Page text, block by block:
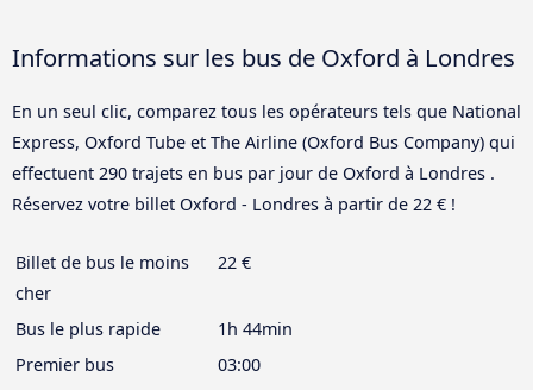
Informations sur les bus de Oxford à Londres
En un seul clic, comparez tous les opérateurs tels que National
Express, Oxford Tube et The Airline (Oxford Bus Company) qui
effectuent 290 trajets en bus par jour de Oxford à Londres .
Réservez votre billet Oxford - Londres à partir de 22 € !
Billet de bus le moins
cher
22 €
Bus le plus rapide
1h 44min
Premier bus
03:00